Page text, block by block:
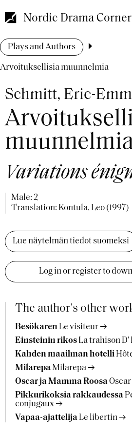
to
main
Nordic Drama Corner
Breadcrumb
Plays and Authors
Arvoituksellisia muunnelmia
Schmitt, Eric-
Variations
Male: 2
Translation: Kontula, Leo (1997)
Lue näytelmän tiedot suomeksi
Log in or register to
The author's other
Besökaren Le visiteur
Einsteinin rikos La trahison
Kahden maailman hotelli
MilarepaMilarepa
Oscar ja Mamma Roosa
Pikkurikoksia rakkaudessa
conjugaux
Vapaa-ajattelija Le libertin